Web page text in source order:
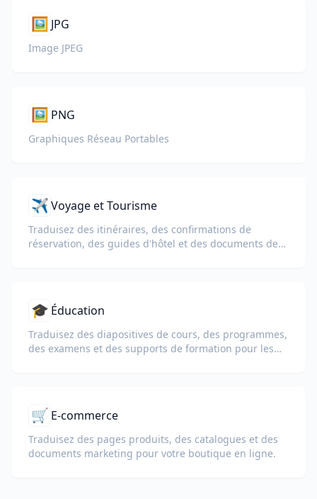
🖼️ JPG
Image JPEG
🖼️ PNG
Graphiques Réseau Portables
✈️Voyage et Tourisme
Traduisez des itinéraires, des confirmations de
réservation, des guides d'hôtel et des documents de
🎓 Éducation
Traduisez des diapositives de cours, des programmes,
des examens et des supports de formation pour les
🛒 E-commerce
Traduisez des pages produits, des catalogues et des
documents marketing pour votre boutique en ligne.